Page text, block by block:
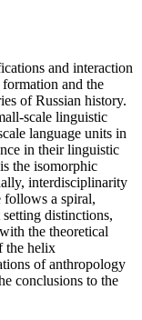
and interaction
and the
of Russian history.
scale linguistic
language units in
in their linguistic
the isomorphic
interdisciplinarity
follows a spiral,
distinctions,
the theoretical
the helix
of anthropology
conclusions to the